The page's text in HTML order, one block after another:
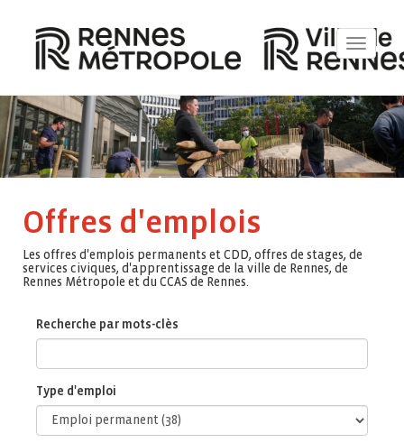
Toggle
Offres d'emplois
Les offres d'emplois permanents et CDD, offres de stages, de
services civiques, d'apprentissage de la ville de Rennes, de
Rennes Métropole et du CCAS de Rennes.
Recherche par mots-clès
Type d'emploi